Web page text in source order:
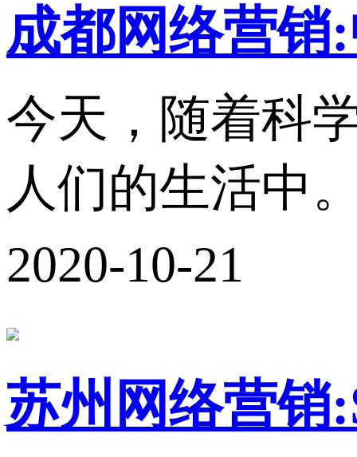
成都网络营销
今天，随着科
人们的生活中
2020-10-21
苏州网络营销